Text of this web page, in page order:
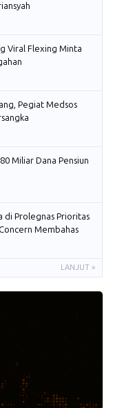
Viral Flexing Minta
Pegiat Medsos
Miliar Dana Pensiun
di Prolegnas Prioritas
Membahas
LANJUT »